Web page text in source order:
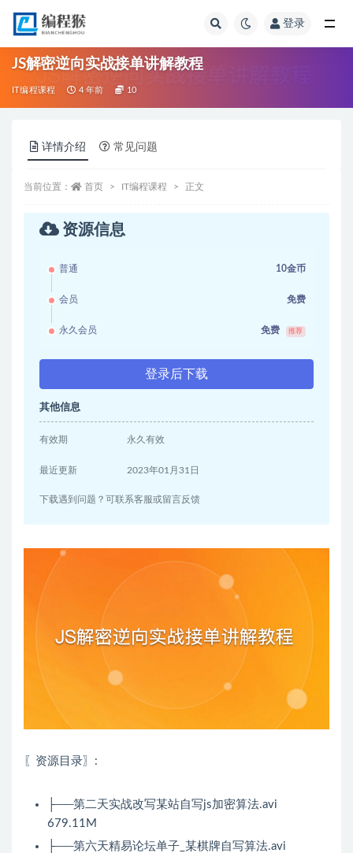
登录
JS解密逆向实战接单讲解教程
IT编程课程 4 年前 10
详情介绍 常见问题
当前位置： 首页 IT编程课程 正文
资源信息
普通 10金币
会员 免费
永久会员 免费 推荐
登录后下载
其他信息
有效期 永久有效
最近更新 2023年01月31日
下载遇到问题？可联系客服或留言反馈
〖资源目录〗:
├──第二天实战改写某站自写js加密算法.avi
679.11M
├──第六天精易论坛单子_某棋牌自写算法.avi